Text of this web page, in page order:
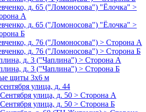
д. 65 ("Ломоносова") "Ёлочка" >
А
д. 65 ("Ломоносова") "Ёлочка" >
Б
д. 76 ("Ломоносова") > Сторона А
д. 76 ("Ломоносова") > Сторона Б
д. 3 ("Чаплина") > Сторона А
д. 3 ("Чаплина") > Сторона Б
щиты 3х6 м
улица, д. 44
улица, д. 50 > Сторона А
улица, д. 50 > Сторона Б